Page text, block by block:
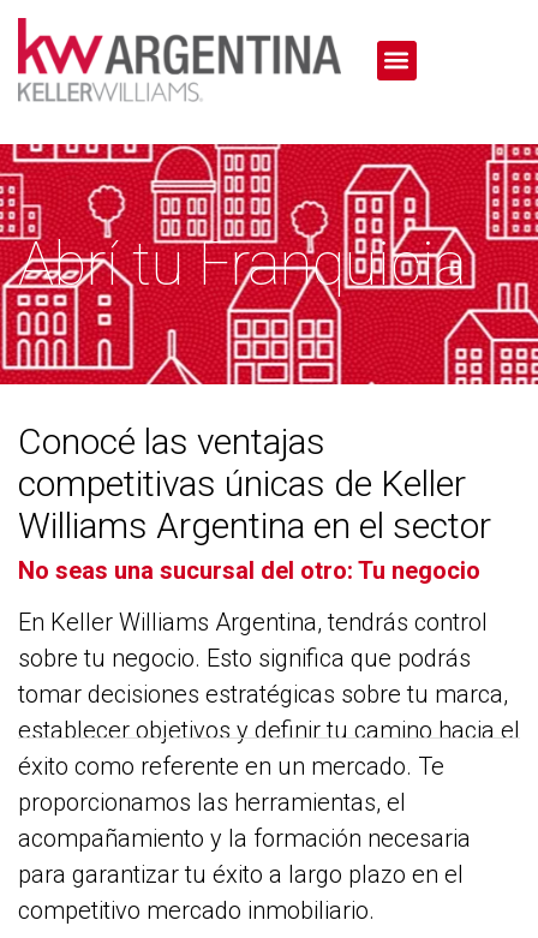
Abrí tu Franquicia
Conocé las ventajas
competitivas únicas de Keller
Williams Argentina en el sector
No seas una sucursal del otro: Tu negocio
En Keller Williams Argentina, tendrás control
sobre tu negocio. Esto significa que podrás
tomar decisiones estratégicas sobre tu marca,
establecer objetivos y definir tu camino hacia el
éxito como referente en un mercado. Te
proporcionamos las herramientas, el
acompañamiento y la formación necesaria
para garantizar tu éxito a largo plazo en el
competitivo mercado inmobiliario.